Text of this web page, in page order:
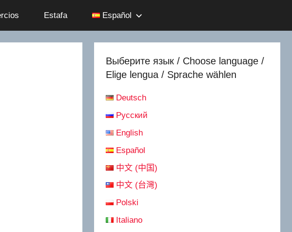
Estafa Español
Выберите язык / Choose language /
Elige lengua / Sprache wählen
Deutsch
Русский
English
Español
中文 (中国)
中文 (台灣)
Polski
Italiano